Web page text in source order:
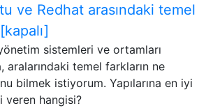
ve Redhat arasındaki temel
sistemleri ve ortamları
aralarındaki temel farkların ne
bilmek istiyorum. Yapılarına en iyi
veren hangisi?